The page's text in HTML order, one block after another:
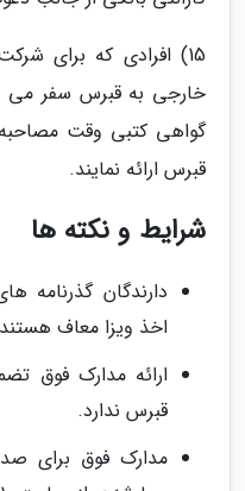
15) افرادی که برای
خارجی به قبرس سفر می
گواهی کتبی وقت
قبرس ارائه نمایند.
شرایط و نکته ها
دارندگان گذرنامه
اخذ ویزا معاف
ارائه مدارک فوق
قبرس ندارد.
مدارک فوق برای